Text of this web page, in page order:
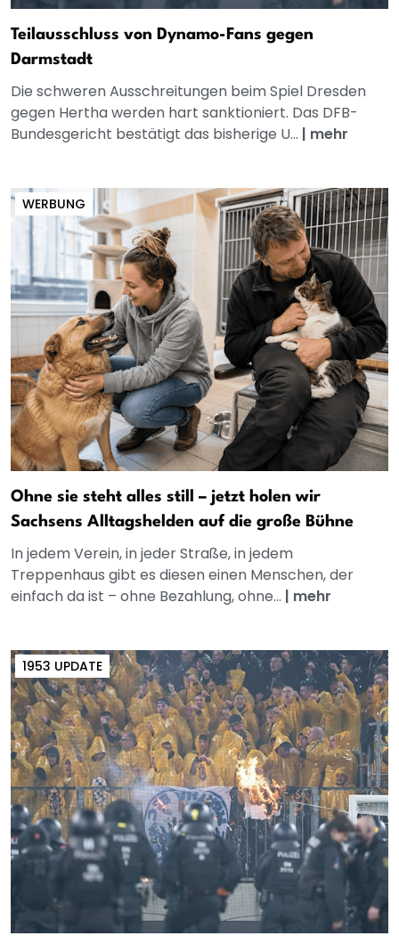
Teilausschluss von Dynamo-Fans gegen
Darmstadt
Die schweren Ausschreitungen beim Spiel Dresden
gegen Hertha werden hart sanktioniert. Das DFB-
Bundesgericht bestätigt das bisherige U... | mehr
WERBUNG
Ohne sie steht alles still – jetzt holen wir
Sachsens Alltagshelden auf die große Bühne
In jedem Verein, in jeder Straße, in jedem
Treppenhaus gibt es diesen einen Menschen, der
einfach da ist – ohne Bezahlung, ohne... | mehr
1953 UPDATE